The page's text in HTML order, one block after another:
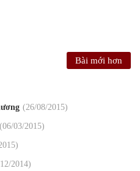
Bài mới hơn
26/08/2015
06/03/2015
/2014